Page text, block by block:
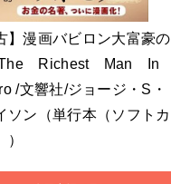
】漫画バビロン大富豪の
　Richest　Man　In
/文響社/ジョージ・S・
ソン（単行本（ソフトカ